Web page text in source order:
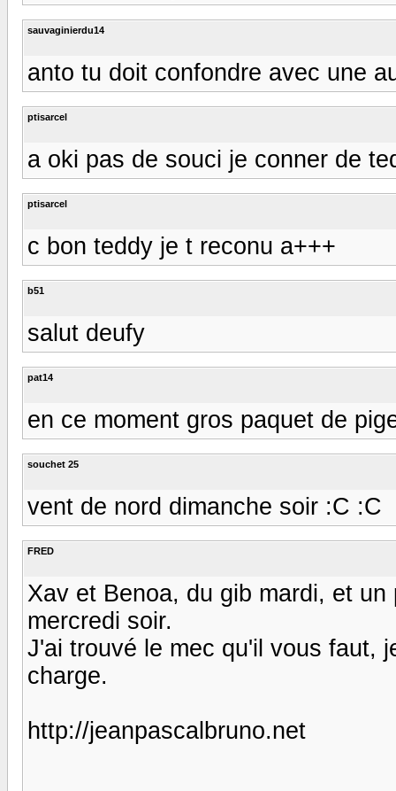
sauvaginierdu14
anto tu doit confondre avec une
ptisarcel
a oki pas de souci je conner de
ptisarcel
c bon teddy je t reconu a+++
b51
salut deufy
pat14
en ce moment gros paquet de
souchet 25
vent de nord dimanche soir :C :C
FRED
Xav et Benoa, du gib mardi, et
mercredi soir.
J'ai trouvé le mec qu'il vous faut,
charge.
http://jeanpascalbruno.net